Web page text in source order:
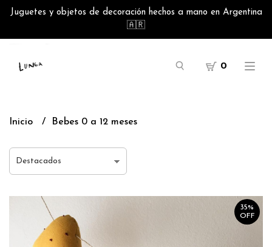
Juguetes y objetos de decoración hechos a mano en Argentina
🇦🇷
0
Inicio Bebes 0 a 12 meses
35%
OFF